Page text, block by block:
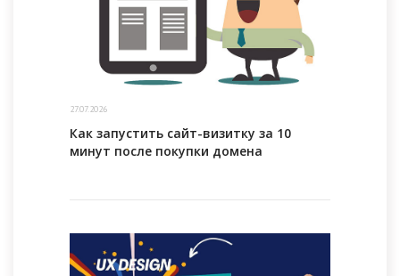
27.07.2026
Как запустить сайт-визитку за 10
минут после покупки домена